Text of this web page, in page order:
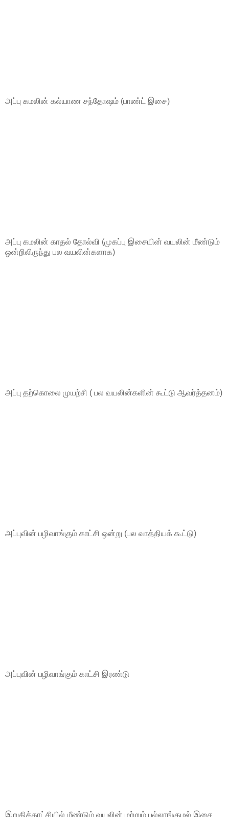
அப்பு கமலின் கல்யாண சந்தோஷம் (பாண்ட் இசை)
அப்பு கமலின் காதல் தோல்வி (முகப்பு இசையின் வயலின் மீண்டும்
ஒன்றிலிருந்து பல வயலின்களாக)
அப்பு தற்கொலை முயற்சி ( பல வயலின்களின் கூட்டு ஆவர்த்தனம்)
அப்புவின் பழிவாங்கும் காட்சி ஒன்று (பல வாத்தியக் கூட்டு)
அப்புவின் பழிவாங்கும் காட்சி இரண்டு
இறுதிக்காட்சியில் மீண்டும் வயலின் மற்றும் புல்லாங்குழல் இசை